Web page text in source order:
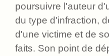
poursuivre l'auteur
du type d'infraction,
d'une victime et de
faits. Son point de